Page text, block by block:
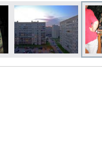
Печать в течение
закажите
Различные